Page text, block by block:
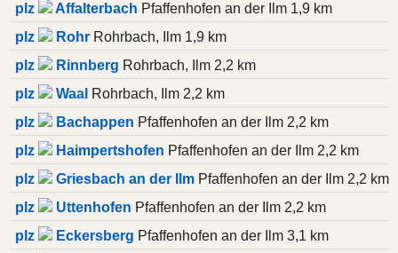
plz
Affalterbach Pfaffenhofen an der Ilm 1,9 km
plz
Rohr Rohrbach, Ilm 1,9 km
plz
Rinnberg Rohrbach, Ilm 2,2 km
plz
Waal Rohrbach, Ilm 2,2 km
plz
Bachappen Pfaffenhofen an der Ilm 2,2 km
plz
Haimpertshofen Pfaffenhofen an der Ilm 2,2 km
plz
Griesbach an der Ilm Pfaffenhofen an der Ilm 2,2 km
plz
Uttenhofen Pfaffenhofen an der Ilm 2,2 km
plz
Eckersberg Pfaffenhofen an der Ilm 3,1 km